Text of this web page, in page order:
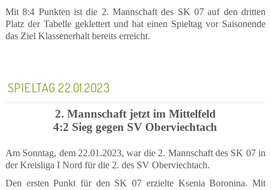
Mit 8:4 Punkten ist die 2. Mannschaft des SK 07 auf den dritten
Platz der Tabelle geklettert und hat einen Spieltag vor Saisonende
das Ziel Klassenerhalt bereits erreicht.
SPIELTAG 22.01.2023
2. Mannschaft jetzt im Mittelfeld
4:2 Sieg gegen SV Oberviechtach
Am Sonntag, dem 22.01.2023, war die 2. Mannschaft des SK 07 in
der Kreisliga I Nord für die 2. des SV Oberviechtach.
Den ersten Punkt für den SK 07 erzielte Ksenia Boronina. Mit